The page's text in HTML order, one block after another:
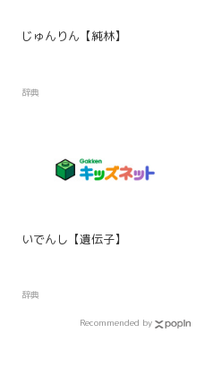
じゅんりん【純林】
辞典
いでんし【遺伝子】
辞典
Recommended by